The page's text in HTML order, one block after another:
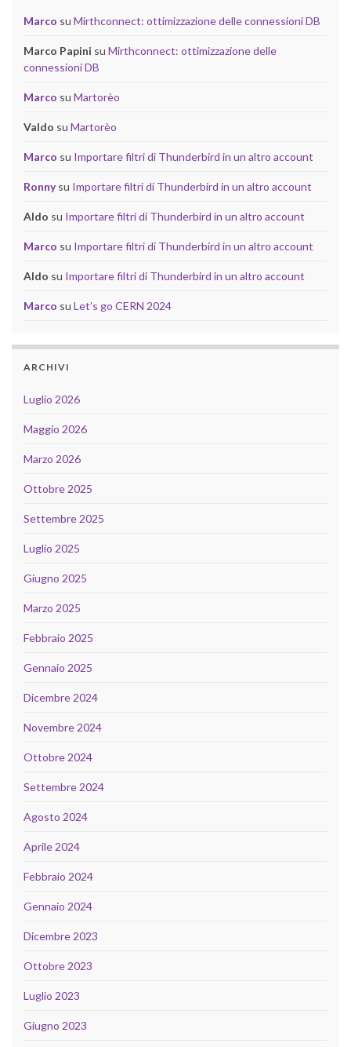
Marco su Mirthconnect: ottimizzazione delle connessioni DB
Marco Papini su Mirthconnect: ottimizzazione delle
connessioni DB
Marco su Martorèo
Valdo su Martorèo
Marco su Importare filtri di Thunderbird in un altro account
Ronnysu Importare filtri di Thunderbird in un altro account
Aldo su Importare filtri di Thunderbird in un altro account
Marco su Importare filtri di Thunderbird in un altro account
Aldo su Importare filtri di Thunderbird in un altro account
Marco su Let’s go CERN 2024
ARCHIVI
Luglio 2026
Maggio 2026
Marzo 2026
Ottobre 2025
Settembre 2025
Luglio 2025
Giugno 2025
Marzo 2025
Febbraio 2025
Gennaio 2025
Dicembre 2024
Novembre 2024
Ottobre 2024
Settembre 2024
Agosto 2024
Aprile 2024
Febbraio 2024
Gennaio 2024
Dicembre 2023
Ottobre 2023
Luglio 2023
Giugno 2023